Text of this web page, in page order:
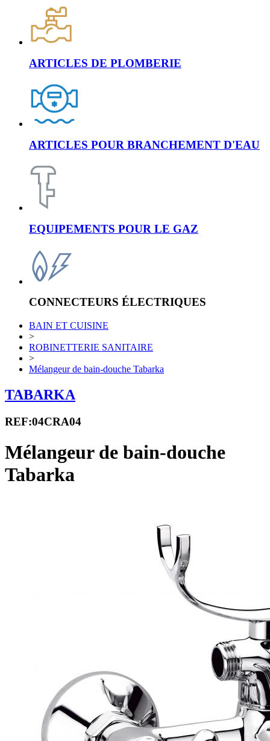
ARTICLES DE PLOMBERIE
ARTICLES POUR BRANCHEMENT D'EAU
EQUIPEMENTS POUR LE GAZ
CONNECTEURS ÉLECTRIQUES
BAIN ET CUISINE
>
ROBINETTERIE SANITAIRE
>
Mélangeur de bain-douche Tabarka
TABARKA
REF:04CRA04
Mélangeur de bain-douche
Tabarka